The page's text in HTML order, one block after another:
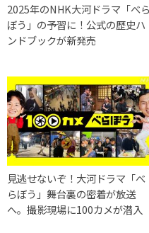
2025年のNHK大河ドラマ「べら
ぼう」の予習に！公式の歴史ハ
ンドブックが新発売
見逃せないぞ！大河ドラマ「べ
らぼう」舞台裏の密着が放送
へ。撮影現場に100カメが潜入